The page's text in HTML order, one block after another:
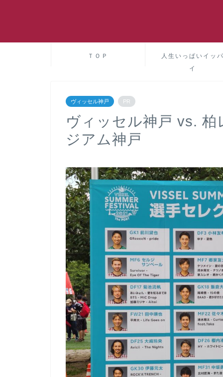
ＴＯＰ
人生いっぱいイッ
イ
ヴィッセル神戸 PR
ヴィッセル神戸 vs.
ジアム神戸